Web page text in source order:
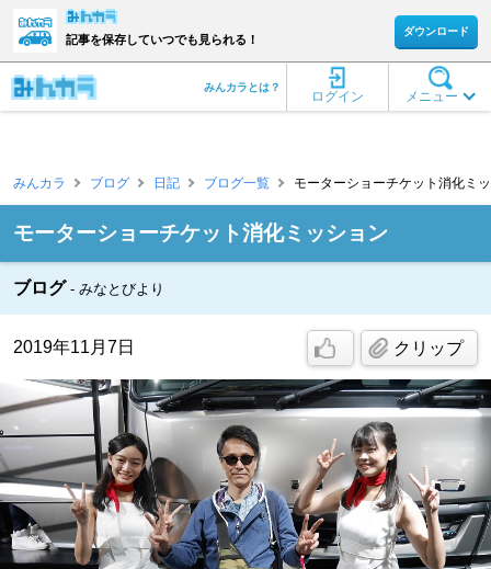
記事を保存していつでも見られる！
ダウンロード
メニュー
ログイン
みんカラとは？
みんカラ ブログ 日記 ブログ一覧 モーターショーチケット消化ミ
モーターショーチケット消化ミッション
ブログ みなとびより
2019年11月7日 クリップ